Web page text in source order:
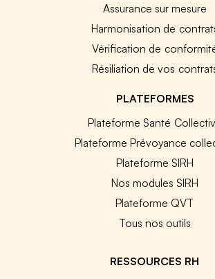
Assurance sur mesure
Harmonisation de
Vérification de
Résiliation de vos
PLATEFORMES
Plateforme Santé
Plateforme Prévoyance
Plateforme SIRH
Nos modules SIRH
Plateforme QVT
Tous nos outils
RESSOURCES RH